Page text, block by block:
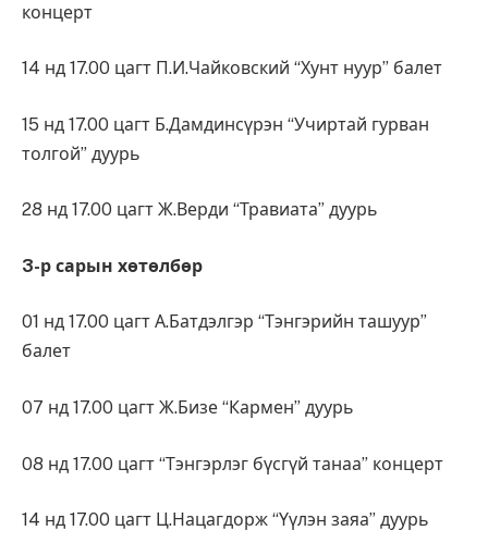
концерт
14 нд 17.00 цагт П.И.Чайковский “Хунт нуур” балет
15 нд 17.00 цагт Б.Дамдинсүрэн “Учиртай гурван
толгой” дуурь
28 нд 17.00 цагт Ж.Верди “Травиата” дуурь
3-р сарын хөтөлбөр
01 нд 17.00 цагт А.Батдэлгэр “Тэнгэрийн ташуур”
балет
07 нд 17.00 цагт Ж.Бизе “Кармен” дуурь
08 нд 17.00 цагт “Тэнгэрлэг бүсгүй танаа” концерт
14 нд 17.00 цагт Ц.Нацагдорж “Үүлэн заяа” дуурь